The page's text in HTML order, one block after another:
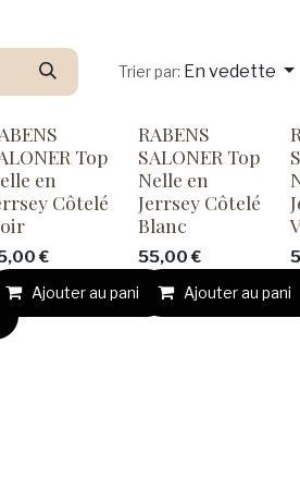
Trier par: En vedette
Top
en
Côtelé
€
Ajouter au panier
RABENS
SALONER Top
Nelle en
Jerrsey Côtelé
Blanc
55,00 €
Ajouter au panier